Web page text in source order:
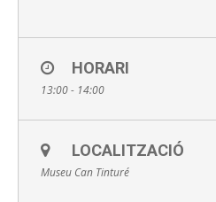
HORARI
13:00 - 14:00
LOCALITZACIÓ
Museu Can Tinturé